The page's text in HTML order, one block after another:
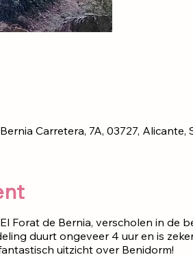
Carretera, 7A, 03727, Alicante,
Forat de Bernia, verscholen in de
duurt ongeveer 4 uur en is
uitzicht over Benidorm!